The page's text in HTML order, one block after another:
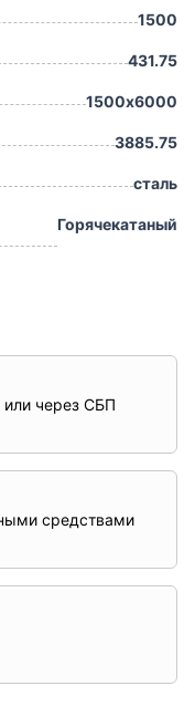
1500
431.75
1500х6000
3885.75
сталь
Горячекатаный
или через СБП
средствами